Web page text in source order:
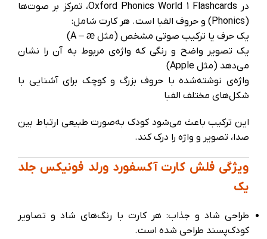
در Oxford Phonics World 1 Flashcards، تمرکز بر صوت‌ها
(Phonics) و حروف الفبا است. هر کارت شامل:
یک حرف یا ترکیب صوتی مشخص (مثل A – æ)
یک تصویر واضح و رنگی که واژه‌ی مربوط به آن را نشان
می‌دهد (مثل Apple)
واژه‌ی نوشته‌شده با حروف بزرگ و کوچک برای آشنایی با
شکل‌های مختلف الفبا
این ترکیب باعث می‌شود کودک به‌صورت طبیعی ارتباط بین
صدا، تصویر و واژه را درک کند.
ویژگی فلش کارت آکسفورد ورلد فونیکس جلد
یک
طراحی شاد و جذاب: هر کارت با رنگ‌های شاد و تصاویر
کودک‌پسند طراحی شده است.